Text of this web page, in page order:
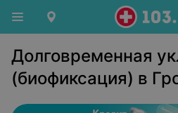
Долговременная
(биофиксация) в